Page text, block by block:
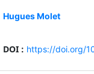
Hugues Molet
DOI : https://doi.org/